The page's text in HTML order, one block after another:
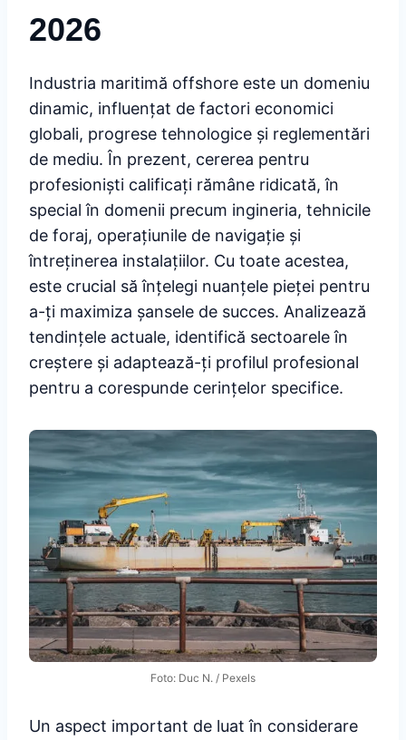
2026
Industria maritimă offshore este un domeniu
dinamic, influențat de factori economici
globali, progrese tehnologice și reglementări
de mediu. În prezent, cererea pentru
profesioniști calificați rămâne ridicată, în
special în domenii precum ingineria, tehnicile
de foraj, operațiunile de navigație și
întreținerea instalațiilor. Cu toate acestea,
este crucial să înțelegi nuanțele pieței pentru
a-ți maximiza șansele de succes. Analizează
tendințele actuale, identifică sectoarele în
creștere și adaptează-ți profilul profesional
pentru a corespunde cerințelor specifice.
Foto: Duc N. / Pexels
Un aspect important de luat în considerare